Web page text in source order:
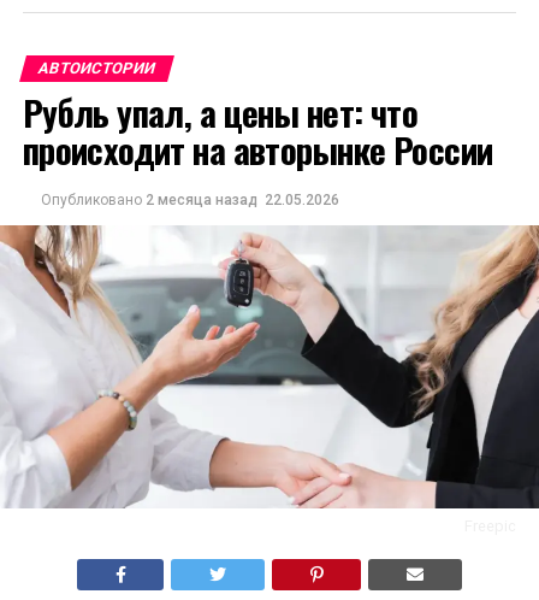
АВТОИСТОРИИ
Рубль упал, а цены нет: что
происходит на авторынке России
Опубликовано 2 месяца назад 22.05.2026